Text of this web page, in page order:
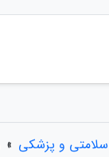
سلامتی و پزشکی »